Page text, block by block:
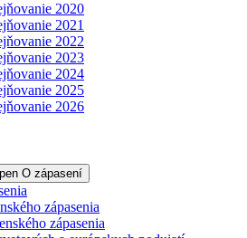
2020
2021
2022
2023
2024
2025
2026
O zápasení
zápasenia
zápasenia